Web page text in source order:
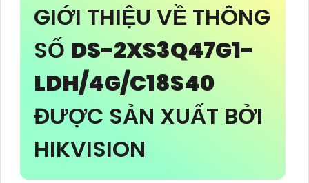
GIỚI THIỆU VỀ THÔNG
SỐ DS-2XS3Q47G1-
LDH/4G/C18S40
ĐƯỢC SẢN XUẤT BỞI
HIKVISION